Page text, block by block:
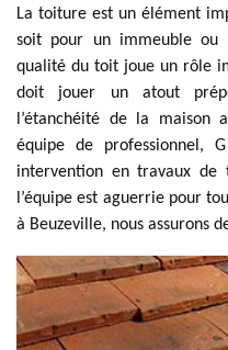
La toiture est un élément
soit pour un immeuble ou
qualité du toit joue un rôle
doit jouer un atout
l’étanchéité de la maison
équipe de professionnel,
intervention en travaux de
l’équipe est aguerrie pour
à Beuzeville, nous assurons